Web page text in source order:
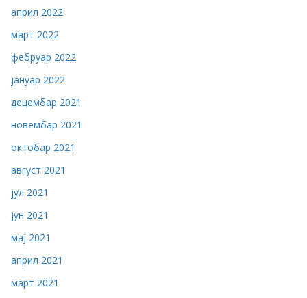
април 2022
март 2022
фебруар 2022
јануар 2022
децембар 2021
новембар 2021
октобар 2021
август 2021
јул 2021
јун 2021
мај 2021
април 2021
март 2021